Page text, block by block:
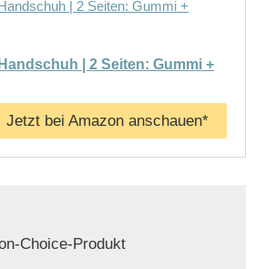
| 2 Seiten: Gummi +
Jetzt bei Amazon anschauen*
Choice-Produkt